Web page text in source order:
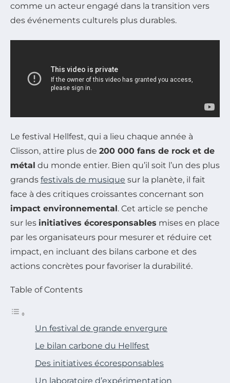
comme un acteur engagé dans la transition vers
des événements culturels plus durables.
Le festival Hellfest, qui a lieu chaque année à
Clisson, attire plus de 200 000 fans de rock et de
métal du monde entier. Bien qu’il soit l’un des plus
grands festivals de musique sur la planète, il fait
face à des critiques croissantes concernant son
impact environnemental. Cet article se penche
sur les initiatives écoresponsables mises en place
par les organisateurs pour mesurer et réduire cet
impact, en incluant des bilans carbone et des
actions concrètes pour favoriser la durabilité.
Table of Contents
Un festival de grande envergure
Le bilan carbone du Hellfest
Des initiatives écoresponsables
Un laboratoire d’expérimentation